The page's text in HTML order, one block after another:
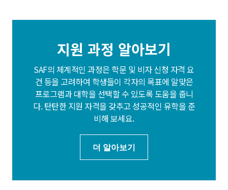
지원 과정 알아보기
SAF의 체계적인 과정은 학문 및 비자 신청 자격 요
건 등을 고려하여 학생들이 각자의 목표에 알맞은
프로그램과 대학을 선택할 수 있도록 도움을 줍니
다. 탄탄한 지원 자격을 갖추고 성공적인 유학을 준
비해 보세요.
더 알아보기